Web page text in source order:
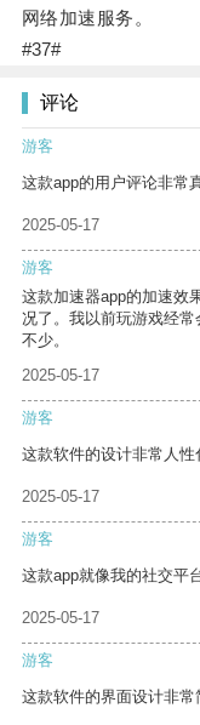
网络加速服务。
#37#
评论
游客
这款app的用户评论非常
2025-05-17
游客
这款加速器app的加速效
况了。我以前玩游戏经
不少。
2025-05-17
游客
这款软件的设计非常人性
2025-05-17
游客
这款app就像我的社交平
2025-05-17
游客
这款软件的界面设计非常